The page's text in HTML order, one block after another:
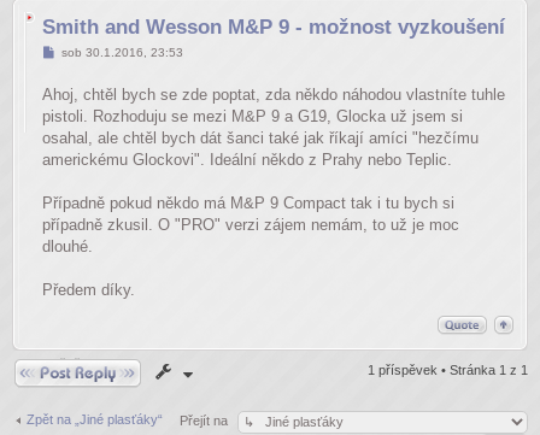
Smith and Wesson M&P 9 - možnost vyzkoušení
Příspěvek
sob 30.1.2016, 23:53
Ahoj, chtěl bych se zde poptat, zda někdo náhodou vlastníte tuhle
pistoli. Rozhoduju se mezi M&P 9 a G19, Glocka už jsem si
osahal, ale chtěl bych dát šanci také jak říkají amíci "hezčímu
americkému Glockovi". Ideální někdo z Prahy nebo Teplic.
Případně pokud někdo má M&P 9 Compact tak i tu bych si
případně zkusil. O "PRO" verzi zájem nemám, to už je moc
dlouhé.
Předem díky.
Odpovědět 1 příspěvek • Stránka 1 z 1
Zpět na „Jiné plasťáky“ Přejít na